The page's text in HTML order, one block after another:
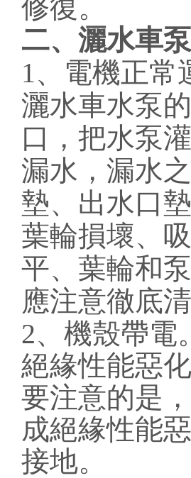
修復。
二、灑水車
1、電機正常
灑水車水泵
口，把水泵
漏水，漏水
墊、出水口
葉輪損壞、
平、葉輪和
應注意徹底
2、機殼帶電
絕緣性能惡
要注意的是
成絕緣性能
接地。